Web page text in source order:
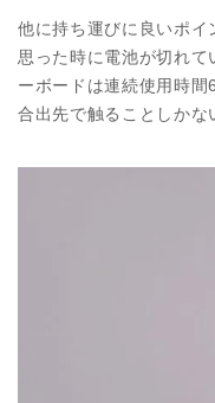
他に持ち運びに良いポイ
思った時に電池が切れて
ーボードは連続使用時
合出先で触ることしかな